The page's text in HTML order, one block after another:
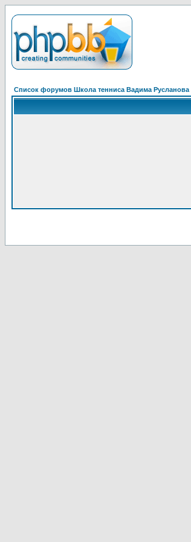
Список форумов Школа тенниса Вадима Русланова